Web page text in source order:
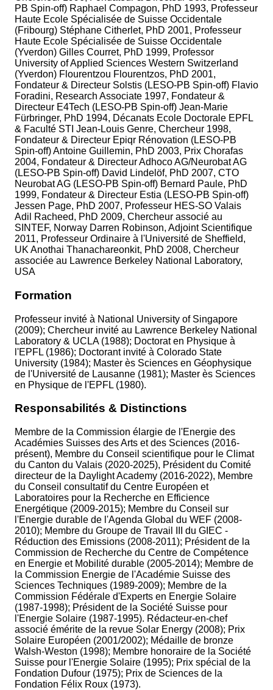
PB Spin-off) Raphael Compagon, PhD 1993, Professeur
Haute Ecole Spécialisée de Suisse Occidentale
(Fribourg) Stéphane Citherlet, PhD 2001, Professeur
Haute Ecole Spécialisée de Suisse Occidentale
(Yverdon) Gilles Courret, PhD 1999, Professor
University of Applied Sciences Western Switzerland
(Yverdon) Flourentzou Flourentzos, PhD 2001,
Fondateur & Directeur Solstis (LESO-PB Spin-off) Flavio
Foradini, Research Associate 1997, Fondateur &
Directeur E4Tech (LESO-PB Spin-off) Jean-Marie
Fürbringer, PhD 1994, Décanats Ecole Doctorale EPFL
& Faculté STI Jean-Louis Genre, Chercheur 1998,
Fondateur & Directeur Epiqr Rénovation (LESO-PB
Spin-off) Antoine Guillemin, PhD 2003, Prix Chorafas
2004, Fondateur & Directeur Adhoco AG/Neurobat AG
(LESO-PB Spin-off) David Lindelöf, PhD 2007, CTO
Neurobat AG (LESO-PB Spin-off) Bernard Paule, PhD
1999, Fondateur & Directeur Estia (LESO-PB Spin-off)
Jessen Page, PhD 2007, Professeur HES-SO Valais
Adil Racheed, PhD 2009, Chercheur associé au
SINTEF, Norway Darren Robinson, Adjoint Scientifique
2011, Professeur Ordinaire à l'Université de Sheffield,
UK Anothai Thanachareonkit, PhD 2008, Chercheur
associée au Lawrence Berkeley National Laboratory,
USA
Formation
Professeur invité à National University of Singapore
(2009); Chercheur invité au Lawrence Berkeley National
Laboratory & UCLA (1988); Doctorat en Physique à
l'EPFL (1986); Doctorant invité à Colorado State
University (1984); Master ès Sciences en Géophysique
de l'Université de Lausanne (1981); Master ès Sciences
en Physique de l'EPFL (1980).
Responsabilités & Distinctions
Membre de la Commission élargie de l'Energie des
Académies Suisses des Arts et des Sciences (2016-
présent), Membre du Conseil scientifique pour le Climat
du Canton du Valais (2020-2025), Président du Comité
directeur de la Daylight Academy (2016-2022), Membre
du Conseil consultatif du Centre Européen et
Laboratoires pour la Recherche en Efficience
Energétique (2009-2015); Membre du Conseil sur
l'Energie durable de l'Agenda Global du WEF (2008-
2010); Membre du Groupe de Travail III du GIEC -
Réduction des Emissions (2008-2011); Président de la
Commission de Recherche du Centre de Compétence
en Energie et Mobilité durable (2005-2014); Membre de
la Commission Energie de l'Académie Suisse des
Sciences Techniques (1989-2009); Membre de la
Commission Fédérale d'Experts en Energie Solaire
(1987-1998); Président de la Société Suisse pour
l'Energie Solaire (1987-1995). Rédacteur-en-chef
associé émérite de la revue Solar Energy (2008); Prix
Solaire Européen (2001/2002); Médaille de bronze
Walsh-Weston (1998); Membre honoraire de la Société
Suisse pour l'Energie Solaire (1995); Prix spécial de la
Fondation Dufour (1975); Prix de Sciences de la
Fondation Félix Roux (1973).